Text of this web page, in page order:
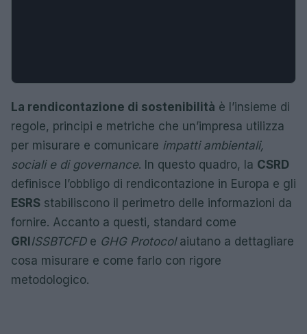
La rendicontazione di sostenibilità è l’insieme di
regole, principi e metriche che un’impresa utilizza
per misurare e comunicare impatti ambientali,
sociali e di governance. In questo quadro, la CSRD
definisce l’obbligo di rendicontazione in Europa e gli
ESRS stabiliscono il perimetro delle informazioni da
fornire. Accanto a questi, standard come
GRI ISSBTCFDe GHG Protocolaiutano a dettagliare
cosa misurare e come farlo con rigore
metodologico.